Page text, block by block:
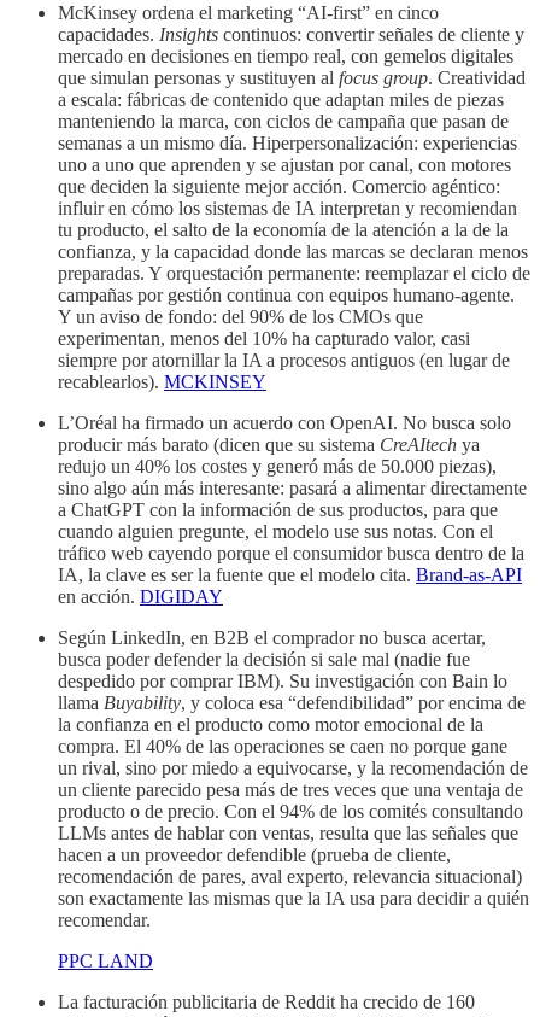
McKinsey ordena el marketing “AI-first” en cinco
capacidades. Insights continuos: convertir señales de cliente y
mercado en decisiones en tiempo real, con gemelos digitales
que simulan personas y sustituyen al focus group. Creatividad
a escala: fábricas de contenido que adaptan miles de piezas
manteniendo la marca, con ciclos de campaña que pasan de
semanas a un mismo día. Hiperpersonalización: experiencias
uno a uno que aprenden y se ajustan por canal, con motores
que deciden la siguiente mejor acción. Comercio agéntico:
influir en cómo los sistemas de IA interpretan y recomiendan
tu producto, el salto de la economía de la atención a la de la
confianza, y la capacidad donde las marcas se declaran menos
preparadas. Y orquestación permanente: reemplazar el ciclo de
campañas por gestión continua con equipos humano-agente.
Y un aviso de fondo: del 90% de los CMOs que
experimentan, menos del 10% ha capturado valor, casi
siempre por atornillar la IA a procesos antiguos (en lugar de
recablearlos). MCKINSEY
L’Oréal ha firmado un acuerdo con OpenAI. No busca solo
producir más barato (dicen que su sistema CreAItech ya
redujo un 40% los costes y generó más de 50.000 piezas),
sino algo aún más interesante: pasará a alimentar directamente
a ChatGPT con la información de sus productos, para que
cuando alguien pregunte, el modelo use sus notas. Con el
tráfico web cayendo porque el consumidor busca dentro de la
IA, la clave es ser la fuente que el modelo cita. Brand-as-API
en acción. DIGIDAY
Según LinkedIn, en B2B el comprador no busca acertar,
busca poder defender la decisión si sale mal (nadie fue
despedido por comprar IBM). Su investigación con Bain lo
llama Buyability, y coloca esa “defendibilidad” por encima de
la confianza en el producto como motor emocional de la
compra. El 40% de las operaciones se caen no porque gane
un rival, sino por miedo a equivocarse, y la recomendación de
un cliente parecido pesa más de tres veces que una ventaja de
producto o de precio. Con el 94% de los comités consultando
LLMs antes de hablar con ventas, resulta que las señales que
hacen a un proveedor defendible (prueba de cliente,
recomendación de pares, aval experto, relevancia situacional)
son exactamente las mismas que la IA usa para decidir a quién
recomendar.
PPC LAND
La facturación publicitaria de Reddit ha crecido de 160